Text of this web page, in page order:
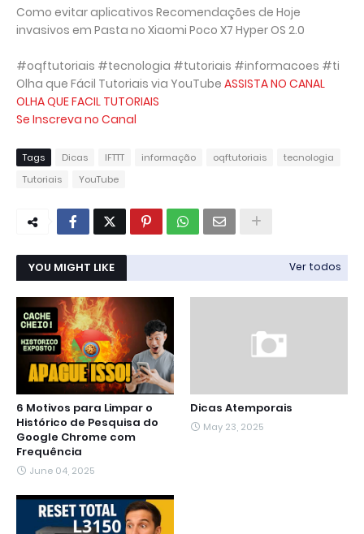
Como evitar aplicativos Recomendações de Hoje
invasivos em Pasta no Xiaomi Poco X7 Hyper OS 2.0
#oqftutoriais #tecnologia #tutoriais #informacoes #ti
Olha que Fácil Tutoriais via YouTube ASSISTA NO CANAL
OLHA QUE FACIL TUTORIAIS
Se Inscreva no Canal
Tags Dicas IFTTT informação oqftutoriais
tecnologia
Tutoriais
YouTube
YOU MIGHT LIKE Ver todos
6 Motivos para Limpar o
Histórico de Pesquisa do
Google Chrome com
Frequência
June 04, 2025
Dicas Atemporais
May 23, 2025